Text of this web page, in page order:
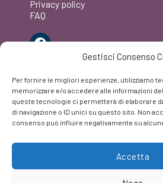
Gestisci Consenso
Per fornire le migliori esperienze, utilizziamo
memorizzare e/o accedere alle informazioni
queste tecnologie ci permetterà di elaborare
di navigazione o ID unici su questo sito. Non
consenso può influire negativamente su
Accetta
Privacy policy
FAQ